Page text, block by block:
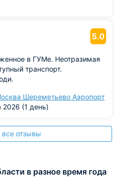
5.0
в ГУМе. Неотразимая
транспорт.
Шереметьево Аэропорт
2026 (1 день)
все отзывы
в разное время года